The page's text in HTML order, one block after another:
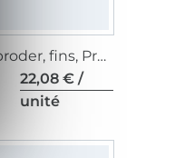
Ciseaux à broder, fins, Professional 4 10 cm
22,08 € /
unité